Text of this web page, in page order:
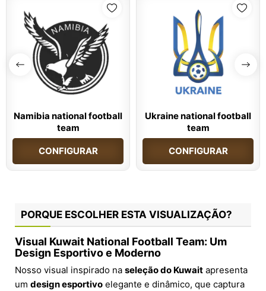
Namibia national football
team
CONFIGURAR
Ukraine national football
team
CONFIGURAR
PORQUE ESCOLHER ESTA VISUALIZAÇÃO?
Visual Kuwait National Football Team: Um
Design Esportivo e Moderno
Nosso visual inspirado na seleção do Kuwait apresenta
um design esportivo elegante e dinâmico, que captura